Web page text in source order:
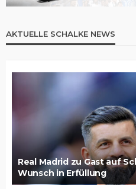
AKTUELLE SCHALKE NEWS
Real Madrid zu Gast auf
Wunsch in Erfüllung